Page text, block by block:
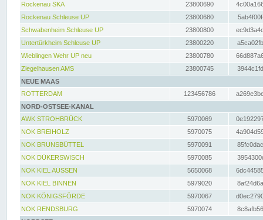
Rockenau SKA
23800690
Rockenau Schleuse UP
23800680
Schwabenheim Schleuse UP
23800800
Untertürkheim Schleuse UP
23800220
Wieblingen Wehr UP neu
23800780
Ziegelhausen AMS
23800745
NEUE MAAS
ROTTERDAM
123456786
NORD-OSTSEE-KANAL
AWK STROHBRÜCK
5970069
NOK BREIHOLZ
5970075
NOK BRUNSBÜTTEL
5970091
NOK DÜKERSWISCH
5970085
NOK KIEL AUSSEN
5650068
NOK KIEL BINNEN
5979020
NOK KÖNIGSFÖRDE
5970067
NOK RENDSBURG
5970074